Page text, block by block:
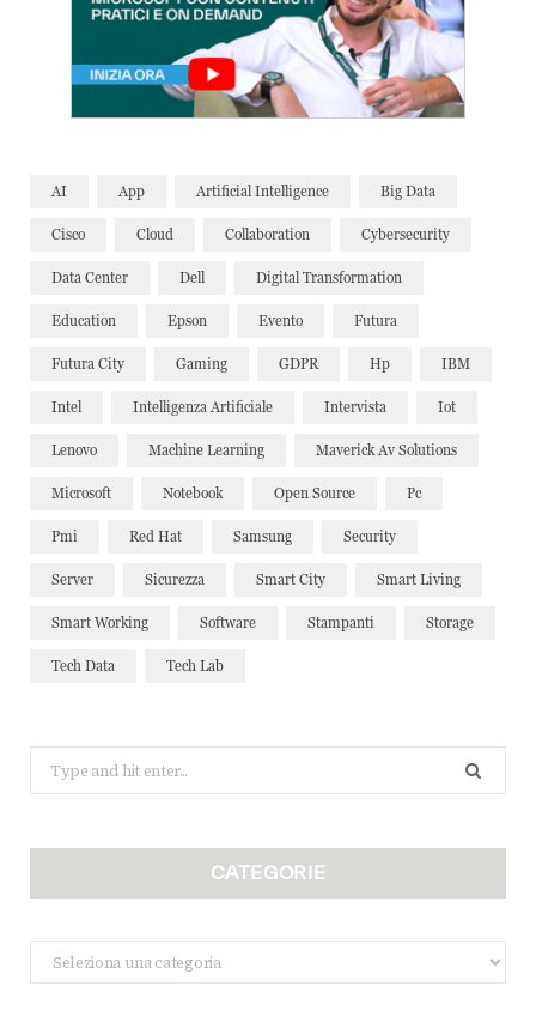
AI App Artificial Intelligence Big Data
Cisco Cloud Collaboration Cybersecurity
Data Center Dell Digital Transformation
Education Epson Evento Futura
Futura City Gaming GDPR Hp IBM
Intel Intelligenza Artificiale Intervista Iot
Lenovo Machine Learning Maverick Av Solutions
Microsoft Notebook Open Source Pc
Pmi Red Hat Samsung Security
Server Sicurezza Smart City Smart Living
Smart Working Software Stampanti Storage
Tech Data Tech Lab
for:
CATEGORIE
Categorie